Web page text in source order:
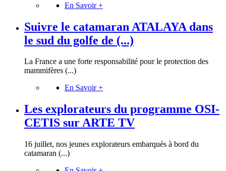
En Savoir +
Suivre le catamaran ATALAYA dans
le sud du golfe de (...)
La France a une forte responsabilité pour le protection des
mammifères (...)
En Savoir +
Les explorateurs du programme OSI-
CETIS sur ARTE TV
16 juillet, nos jeunes explorateurs embarqués à bord du
catamaran (...)